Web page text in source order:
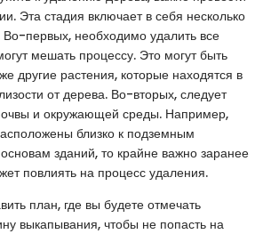
Эта стадия включает в себя несколько
первых, необходимо удалить все
мешать процессу. Это могут быть
другие растения, которые находятся в
от дерева. Во-вторых, следует
и окружающей среды. Например,
близко к подземным
зданий, то крайне важно заранее
повлиять на процесс удаления.
план, где вы будете отмечать
выкапывания, чтобы не попасть на